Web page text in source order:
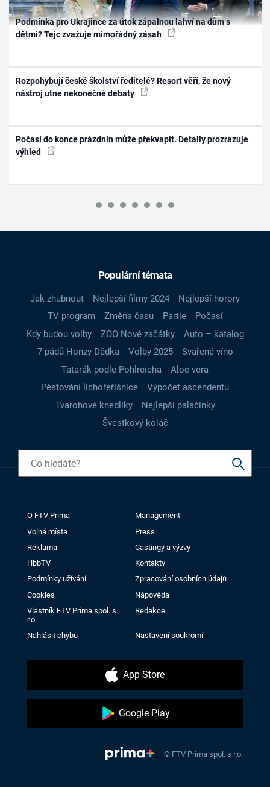
Podmínka pro Ukrajince za útok zápalnou lahví na dům s
dětmi? Tejc zvažuje mimořádný zásah
Rozpohybují české školství ředitelé? Resort věří, že nový
nástroj utne nekonečné debaty
Počasí do konce prázdnin může překvapit. Detaily prozrazuje
výhled
Populární témata
Jak zhubnout Nejlepší filmy 2024
Nejlepší horory
TV program
Změna času Partie
Počasí
Kdy budou volby
ZOO Nové začátky
Auto – katalog
7 pádů Honzy Dědka
Volby 2025
Svařené víno
Tatarák podle Pohlreicha
Aloe vera
Pěstování lichořeřišnice
Výpočet ascendentu
Tvarohové knedlíky
Nejlepší palačinky
Švestkový koláč
O FTV Prima
Management
Volná místa
Press
Reklama
Castingy a výzvy
HbbTV
Kontakty
Podmínky užívání
Zpracování osobních údajů
Cookies
Nápověda
Vlastník FTV Prima spol. s
r.o.
Redakce
Nahlásit chybu Nastavení soukromí
App Store
Google Play
© FTV Prima spol. s r.o.